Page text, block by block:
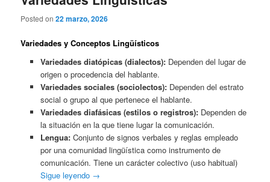
Posted on22 marzo, 2026
Variedades y Conceptos Lingüísticos
Variedades diatópicas (dialectos):Dependen del lugar de
origen o procedencia del hablante.
Variedades sociales (sociolectos):Dependen del estrato
social o grupo al que pertenece el hablante.
Variedades diafásicas (estilos o registros):Dependen de
la situación en la que tiene lugar la comunicación.
Lengua:Conjunto de signos verbales y reglas empleado
por una comunidad lingüística como instrumento de
comunicación. Tiene un carácter colectivo (uso habitual)
Sigue leyendo →